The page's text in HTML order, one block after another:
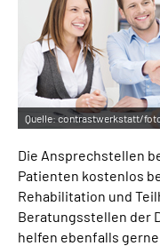
Quelle:contrastwerkstatt/
Die Ansprechstellen
Patienten kostenlos
Rehabilitation und
Beratungsstellen der
helfen ebenfalls